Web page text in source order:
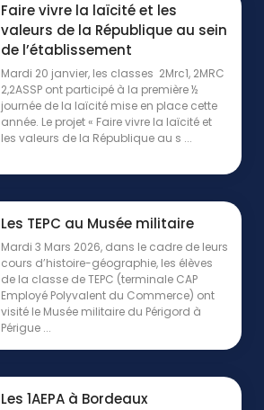
Faire vivre la laïcité et les
valeurs de la République au sein
de l’établissement
Mardi 20 janvier, les classes 2Mrc1, 2MRC
2,2ASSP ont participé à la première ½
journée de la laïcité mise en place cette
année. Le projet « Faire vivre la laïcité et
les valeurs de la République au s ...
Les TEPC au Musée militaire
Mardi 3 Mars 2026, dans le cadre de leurs
cours d’histoire-géographie, les élèves
de la classe de TEPC (terminale CAP
Employé Polyvalent du Commerce) ont
visité le Musée militaire du Périgord à
Périgue ...
Les 1AEPA à Bordeaux